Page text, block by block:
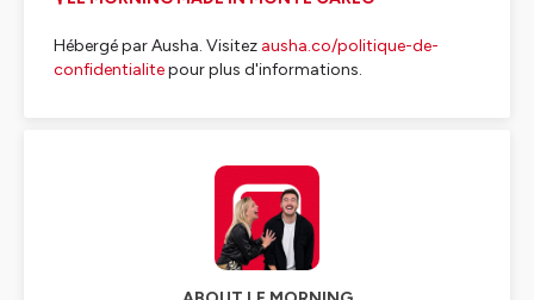
Hébergé par Ausha. Visitez ausha.co/politique-de-
confidentialitepour plus d'informations.